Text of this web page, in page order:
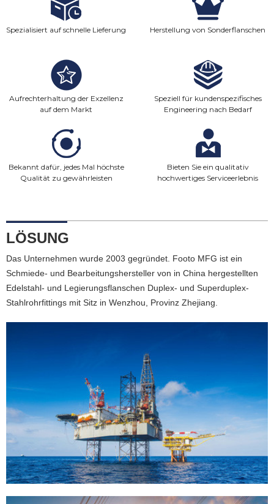
Spezialisiert auf schnelle Lieferung Herstellung von Sonderflanschen
Aufrechterhaltung der Exzellenz
auf dem Markt
Speziell für kundenspezifisches
Engineering nach Bedarf
Bekannt dafür, jedes Mal höchste
Qualität zu gewährleisten
Bieten Sie ein qualitativ
hochwertiges Serviceerlebnis
LÖSUNG
Das Unternehmen wurde 2003 gegründet. Footo MFG ist ein
Schmiede- und Bearbeitungshersteller von in China hergestellten
Edelstahl- und Legierungsflanschen Duplex- und Superduplex-
Stahlrohrfittings mit Sitz in Wenzhou, Provinz Zhejiang.